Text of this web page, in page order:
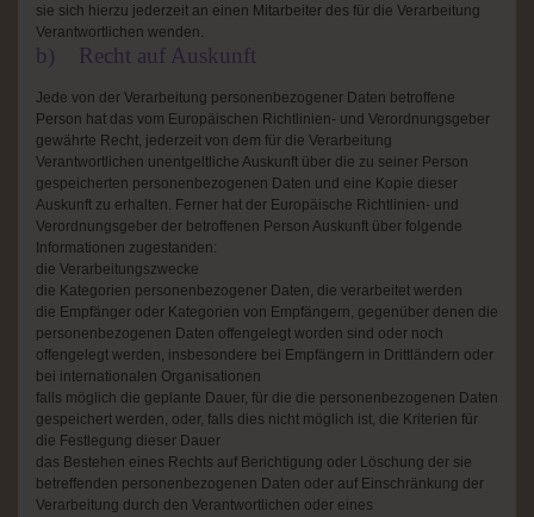
sie sich hierzu jederzeit an einen Mitarbeiter des für die Verarbeitung
Verantwortlichen wenden.
b) Recht auf Auskunft
Jede von der Verarbeitung personenbezogener Daten betroffene
Person hat das vom Europäischen Richtlinien- und Verordnungsgeber
gewährte Recht, jederzeit von dem für die Verarbeitung
Verantwortlichen unentgeltliche Auskunft über die zu seiner Person
gespeicherten personenbezogenen Daten und eine Kopie dieser
Auskunft zu erhalten. Ferner hat der Europäische Richtlinien- und
Verordnungsgeber der betroffenen Person Auskunft über folgende
Informationen zugestanden:
die Verarbeitungszwecke
die Kategorien personenbezogener Daten, die verarbeitet werden
die Empfänger oder Kategorien von Empfängern, gegenüber denen die
personenbezogenen Daten offengelegt worden sind oder noch
offengelegt werden, insbesondere bei Empfängern in Drittländern oder
bei internationalen Organisationen
falls möglich die geplante Dauer, für die die personenbezogenen Daten
gespeichert werden, oder, falls dies nicht möglich ist, die Kriterien für
die Festlegung dieser Dauer
das Bestehen eines Rechts auf Berichtigung oder Löschung der sie
betreffenden personenbezogenen Daten oder auf Einschränkung der
Verarbeitung durch den Verantwortlichen oder eines